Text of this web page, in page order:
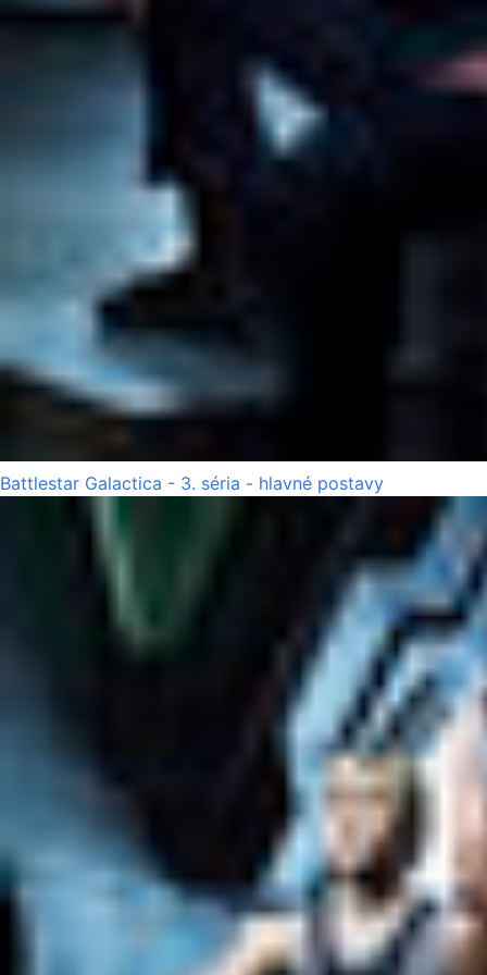
Battlestar Galactica - 3. séria - hlavné postavy